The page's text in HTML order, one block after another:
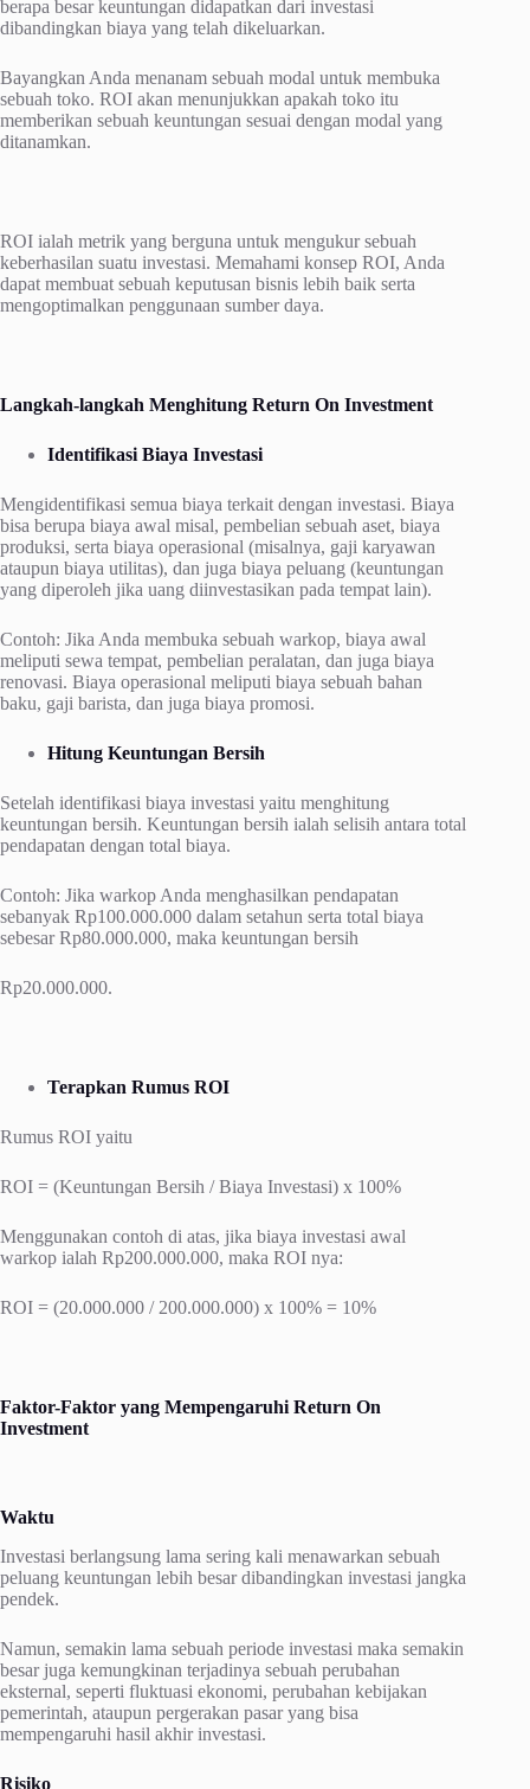
berapa besar keuntungan didapatkan dari investasi
dibandingkan biaya yang telah dikeluarkan.
Bayangkan Anda menanam sebuah modal untuk membuka
sebuah toko. ROI akan menunjukkan apakah toko itu
memberikan sebuah keuntungan sesuai dengan modal yang
ditanamkan.
ROI ialah metrik yang berguna untuk mengukur sebuah
keberhasilan suatu investasi. Memahami konsep ROI, Anda
dapat membuat sebuah keputusan bisnis lebih baik serta
mengoptimalkan penggunaan sumber daya.
Langkah-langkah Menghitung Return On Investment
Identifikasi Biaya Investasi
Mengidentifikasi semua biaya terkait dengan investasi. Biaya
bisa berupa biaya awal misal, pembelian sebuah aset, biaya
produksi, serta biaya operasional (misalnya, gaji karyawan
ataupun biaya utilitas), dan juga biaya peluang (keuntungan
yang diperoleh jika uang diinvestasikan pada tempat lain).
Contoh: Jika Anda membuka sebuah warkop, biaya awal
meliputi sewa tempat, pembelian peralatan, dan juga biaya
renovasi. Biaya operasional meliputi biaya sebuah bahan
baku, gaji barista, dan juga biaya promosi.
Hitung Keuntungan Bersih
Setelah identifikasi biaya investasi yaitu menghitung
keuntungan bersih. Keuntungan bersih ialah selisih antara total
pendapatan dengan total biaya.
Contoh: Jika warkop Anda menghasilkan pendapatan
sebanyak Rp100.000.000 dalam setahun serta total biaya
sebesar Rp80.000.000, maka keuntungan bersih
Rp20.000.000.
Terapkan Rumus ROI
Rumus ROI yaitu
ROI = (Keuntungan Bersih / Biaya Investasi) x 100%
Menggunakan contoh di atas, jika biaya investasi awal
warkop ialah Rp200.000.000, maka ROI nya:
ROI = (20.000.000 / 200.000.000) x 100% = 10%
Faktor-Faktor yang Mempengaruhi Return On
Investment
Waktu
Investasi berlangsung lama sering kali menawarkan sebuah
peluang keuntungan lebih besar dibandingkan investasi jangka
pendek.
Namun, semakin lama sebuah periode investasi maka semakin
besar juga kemungkinan terjadinya sebuah perubahan
eksternal, seperti fluktuasi ekonomi, perubahan kebijakan
pemerintah, ataupun pergerakan pasar yang bisa
mempengaruhi hasil akhir investasi.
Risiko